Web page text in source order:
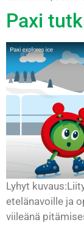
Paxi
Lyhyt
etelänavoille ja
viileänä